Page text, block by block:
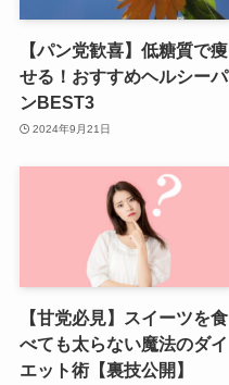
【パン党歓喜】低糖質で痩
せる！おすすめヘルシーパ
ンBEST3
2024年9月21日
【甘党必見】スイーツを食
べても太らない魔法のダイ
エット術【裏技公開】